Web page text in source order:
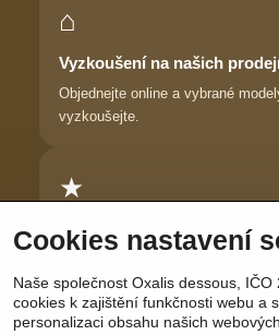
⌂
Vyzkoušení na našich
Objednejte online a vybrané
vyzkoušejte.
★
Důvěra zákaznic
cítí krásně.
Cookies nastavení
Naše společnost Oxalis dessous,
cookies k zajištění funkčnosti webu a
personalizaci obsahu našich